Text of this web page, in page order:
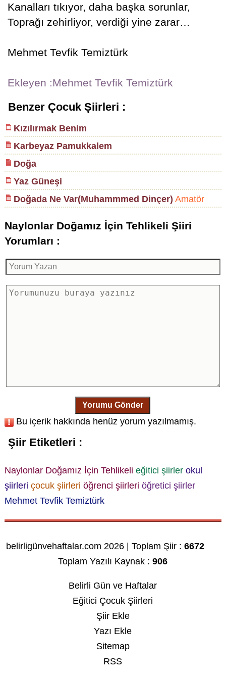
Kanalları tıkıyor, daha başka sorunlar,
Toprağı zehirliyor, verdiği yine zarar…
Mehmet Tevfik Temiztürk
Ekleyen :Mehmet Tevfik Temiztürk
Benzer Çocuk Şiirleri :
Kızılırmak Benim
Karbeyaz Pamukkalem
Doğa
Yaz Güneşi
Doğada Ne Var(Muhammmed Dinçer) Amatör
Naylonlar Doğamız İçin Tehlikeli Şiiri
Yorumları :
Yorumu Gönder
Bu içerik hakkında henüz yorum yazılmamış.
Şiir Etiketleri :
Naylonlar Doğamız İçin Tehlikeli eğitici şiirler okul
şiirleri çocuk şiirleri öğrenci şiirleri öğretici şiirler
Mehmet Tevfik Temiztürk
belirligünvehaftalar.com 2026 | Toplam Şiir :6672
Toplam Yazılı Kaynak :906
Belirli Gün ve Haftalar
Eğitici Çocuk Şiirleri
Şiir Ekle
Yazı Ekle
Sitemap
RSS